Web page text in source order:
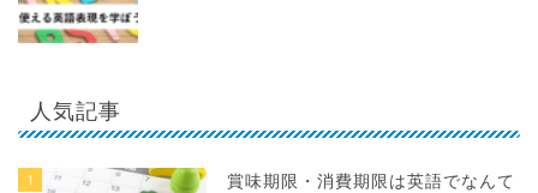
人気記事
1
賞味期限・消費期限は英語でなんて